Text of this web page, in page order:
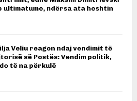
ultimatume, ndërsa ata heshtin
Veliu reagon ndaj vendimit të
së Postës: Vendim politik,
të na përkulë